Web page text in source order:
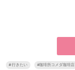
#行きたい #珈琲所コメダ珈琲店